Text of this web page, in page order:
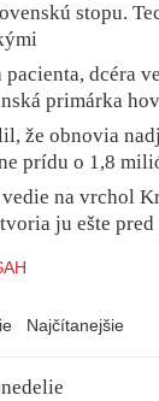
stopu.
dcéra
primárka
že obnovia
prídu o 1,8
na vrchol
ju ešte
Najčítanejšie